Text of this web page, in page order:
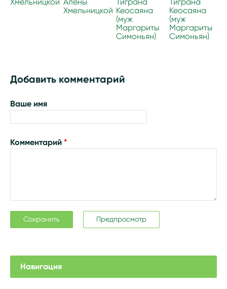
Хмельницкой Кеосаяна
(муж
Маргариты
Симоньян)
Кеосаяна
(муж
Маргариты
Симоньян)
Добавить комментарий
Ваше имя
Комментарий*
Навигация